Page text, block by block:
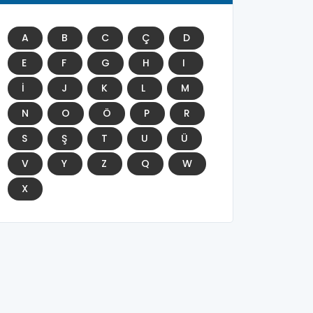
A B C Ç
D
E
F G H
I
İ
J K L
M
N
O Ö P
R
S
Ş T U
Ü
V
Y Z Q
W
X